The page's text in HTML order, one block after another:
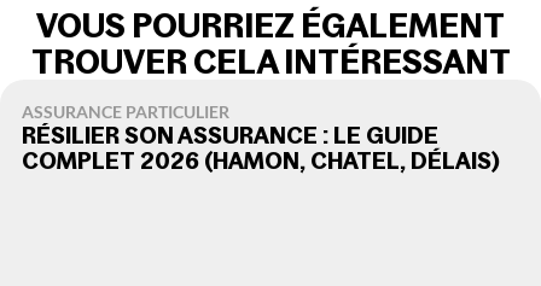
VOUS POURRIEZ ÉGALEMENT
TROUVER CELA INTÉRESSANT
ASSURANCE PARTICULIER
RÉSILIER SON ASSURANCE : LE GUIDE
COMPLET 2026 (HAMON, CHATEL, DÉLAIS)